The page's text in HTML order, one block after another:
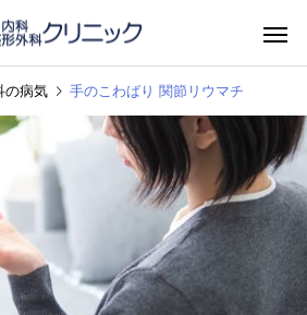
の病気 手のこわばり 関節リウマチ